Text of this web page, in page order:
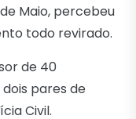
Maio, percebeu
todo revirado.
de 40
pares de
Civil.